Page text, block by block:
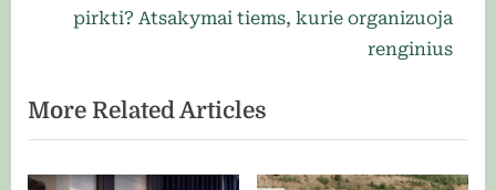
įrašų
u
s
P
P
o
s
pirkti? Atsakymai tiems, kurie organizuoja
renginius
More Related Articles